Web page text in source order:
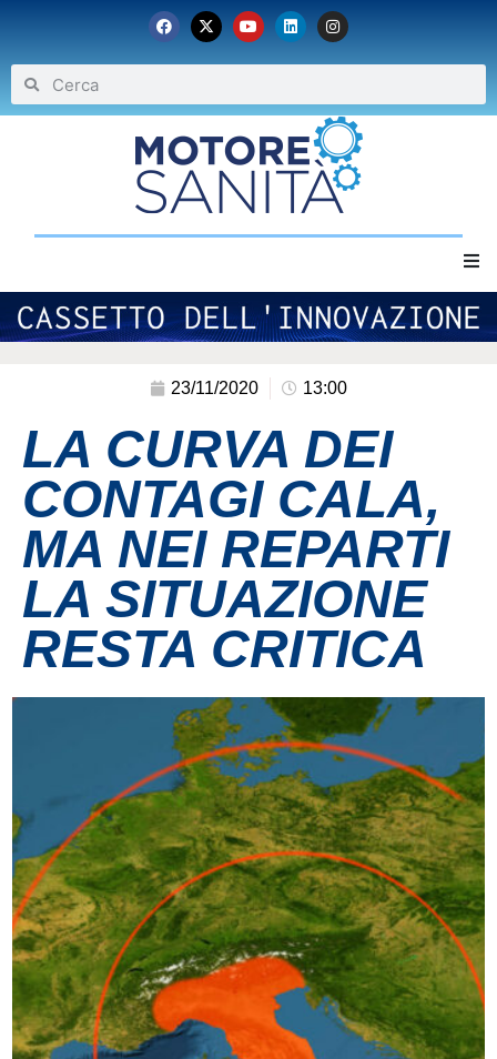
Home
Eventi
Archivio
Contatti
Grandi eventi
Ospedale Virtuale
23/11/2020 13:00
LA CURVA DEI
CONTAGI CALA,
MA NEI REPARTI
LA SITUAZIONE
RESTA CRITICA